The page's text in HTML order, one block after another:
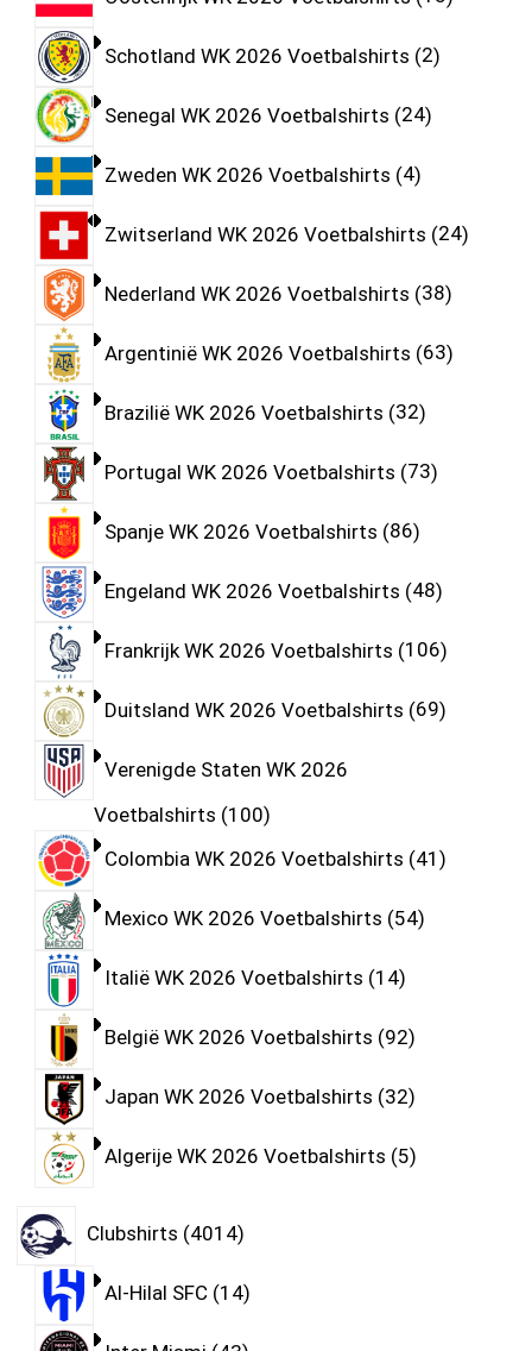
Schotland WK 2026 Voetbalshirts 2
Senegal WK 2026 Voetbalshirts 24
Zweden WK 2026 Voetbalshirts 4
Zwitserland WK 2026 Voetbalshirts 24
Nederland WK 2026 Voetbalshirts 38
Argentinië WK 2026 Voetbalshirts 63
Brazilië WK 2026 Voetbalshirts 32
Portugal WK 2026 Voetbalshirts 73
Spanje WK 2026 Voetbalshirts 86
Engeland WK 2026 Voetbalshirts 48
Frankrijk WK 2026 Voetbalshirts 106
Duitsland WK 2026 Voetbalshirts 69
Verenigde Staten WK 2026
Voetbalshirts 100
Colombia WK 2026 Voetbalshirts 41
Mexico WK 2026 Voetbalshirts 54
Italië WK 2026 Voetbalshirts 14
België WK 2026 Voetbalshirts 92
Japan WK 2026 Voetbalshirts 32
Algerije WK 2026 Voetbalshirts 5
Clubshirts 4014
Al-Hilal SFC 14